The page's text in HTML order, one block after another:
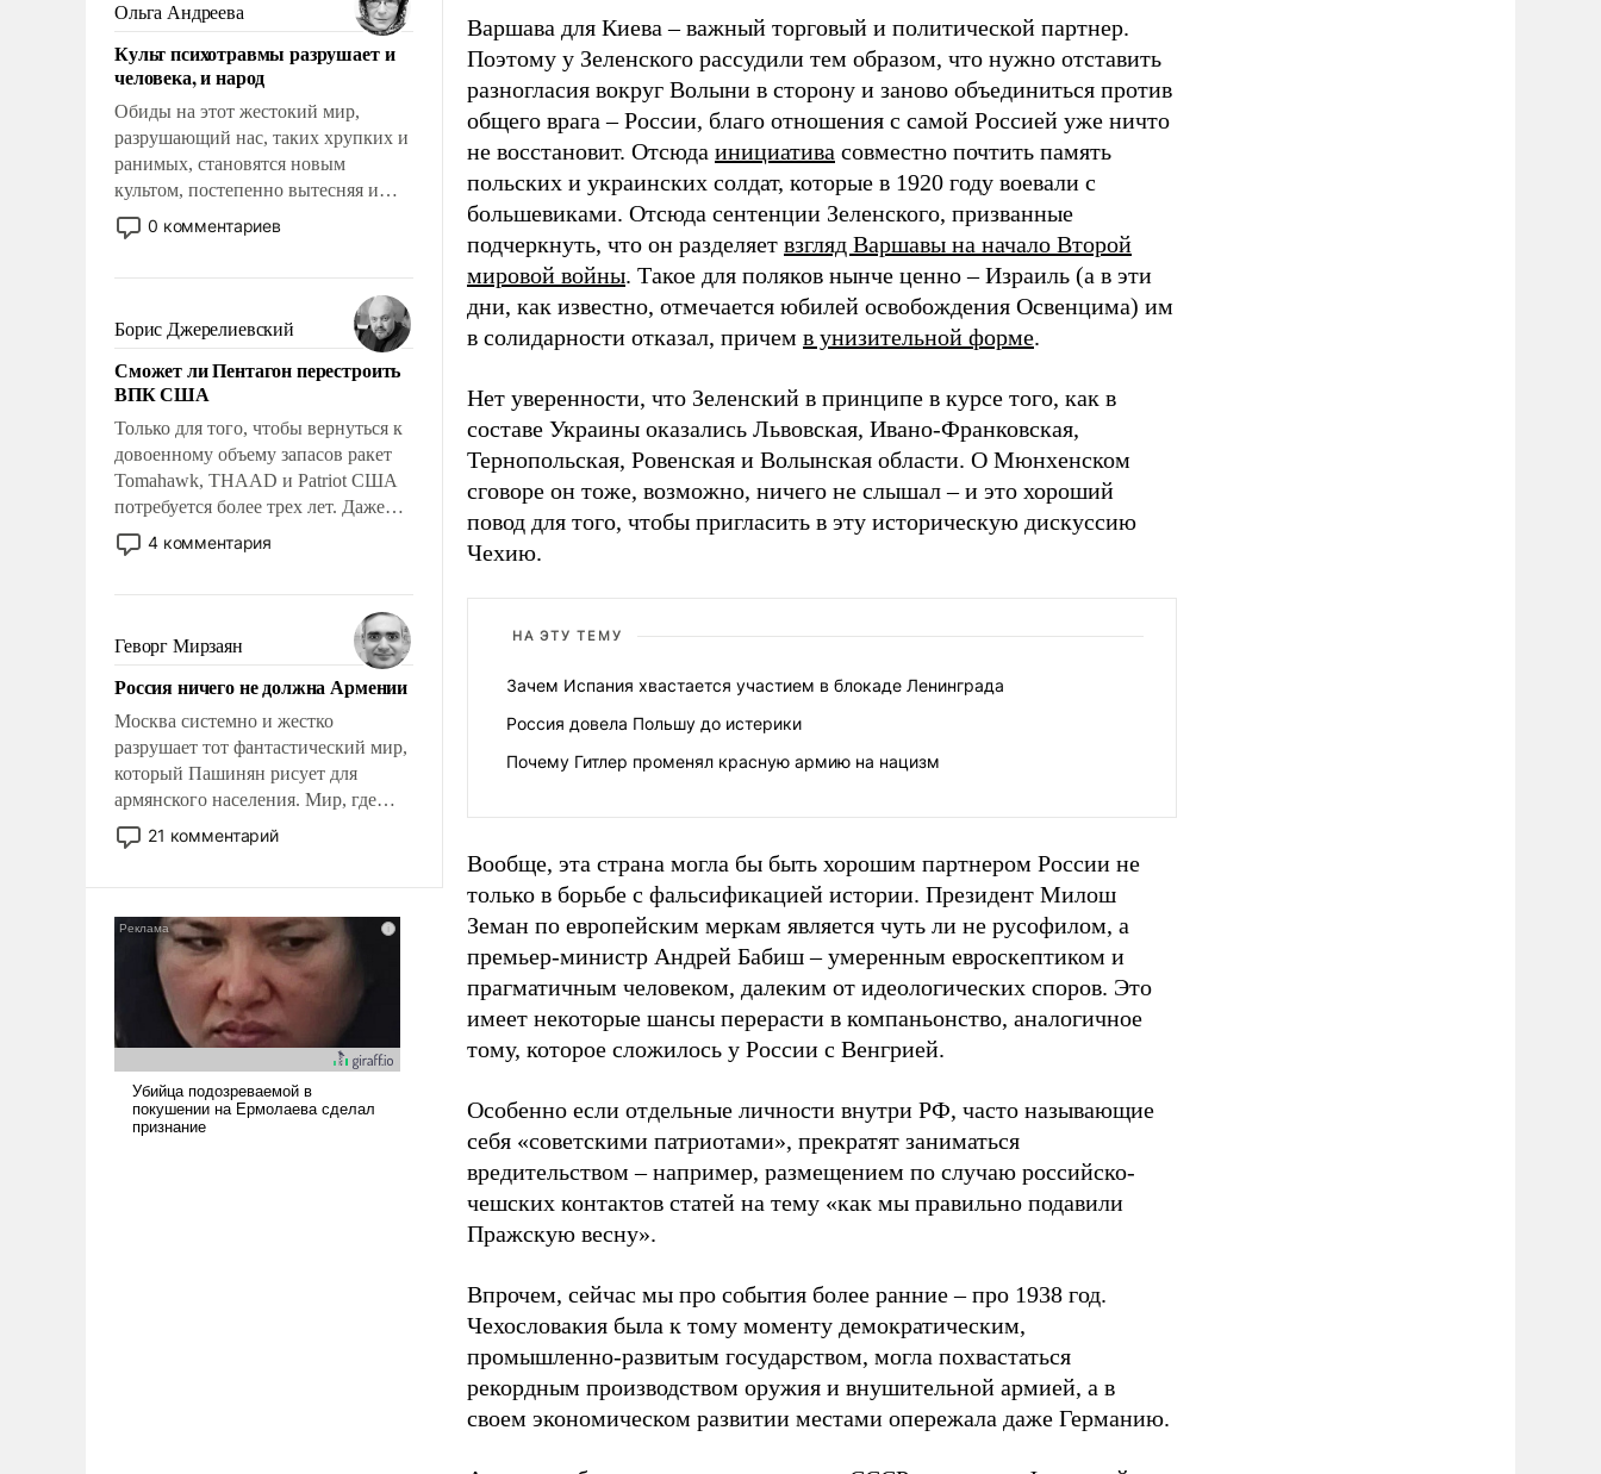
Ольга Андреева
Культ психотравмы разрушает и
человека, и народ
Обиды на этот жестокий мир,
разрушающий нас, таких хрупких и
ранимых, становятся новым
культом, постепенно вытесняя и
отменяя традиционное требование к
человеку – быть мужественным и
на себя ответственность, помогать
слабым, идти вперед и
адаптироваться.
0 комментариев
Борис Джерелиевский
Сможет ли Пентагон перестроить
ВПК США
Только для того, чтобы вернуться к
довоенному объему запасов ракет
Tomahawk, THAAD и Patriot США
потребуется более трех лет. Даже
небольшая война с Ираном
опустошила американские
уязвимости США, например, перед
Китаем.
4 комментария
Геворг Мирзаян
Россия ничего не должна Армении
Москва системно и жестко
разрушает тот фантастический мир,
который Пашинян рисует для
армянского населения. Мир, где
политические прожекты будут
безусловно оплачиваться за счет
нужно отвечать.
21 комментарий
Варшава для Киева – важный торговый и политической партнер.
Поэтому у Зеленского рассудили тем образом, что нужно отставить
разногласия вокруг Волыни в сторону и заново объединиться против
общего врага – России, благо отношения с самой Россией уже ничто
не восстановит. Отсюда инициатива совместно почтить память
польских и украинских солдат, которые в 1920 году воевали с
большевиками. Отсюда сентенции Зеленского, призванные
подчеркнуть, что он разделяет взгляд Варшавы на начало Второй
мировой войны. Такое для поляков нынче ценно – Израиль (а в эти
дни, как известно, отмечается юбилей освобождения Освенцима) им
в солидарности отказал, причем в унизительной форме.
Нет уверенности, что Зеленский в принципе в курсе того, как в
составе Украины оказались Львовская, Ивано-Франковская,
Тернопольская, Ровенская и Волынская области. О Мюнхенском
сговоре он тоже, возможно, ничего не слышал – и это хороший
повод для того, чтобы пригласить в эту историческую дискуссию
Чехию.
НА ЭТУ ТЕМУ
Зачем Испания хвастается участием в блокаде Ленинграда
Россия довела Польшу до истерики
Почему Гитлер променял красную армию на нацизм
Вообще, эта страна могла бы быть хорошим партнером России не
только в борьбе с фальсификацией истории. Президент Милош
Земан по европейским меркам является чуть ли не русофилом, а
премьер-министр Андрей Бабиш – умеренным евроскептиком и
прагматичным человеком, далеким от идеологических споров. Это
имеет некоторые шансы перерасти в компаньонство, аналогичное
тому, которое сложилось у России с Венгрией.
Особенно если отдельные личности внутри РФ, часто называющие
себя «советскими патриотами», прекратят заниматься
вредительством – например, размещением по случаю российско-
чешских контактов статей на тему «как мы правильно подавили
Пражскую весну».
Впрочем, сейчас мы про события более ранние – про 1938 год.
Чехословакия была к тому моменту демократическим,
промышленно-развитым государством, могла похвастаться
рекордным производством оружия и внушительной армией, а в
своем экономическом развитии местами опережала даже Германию.